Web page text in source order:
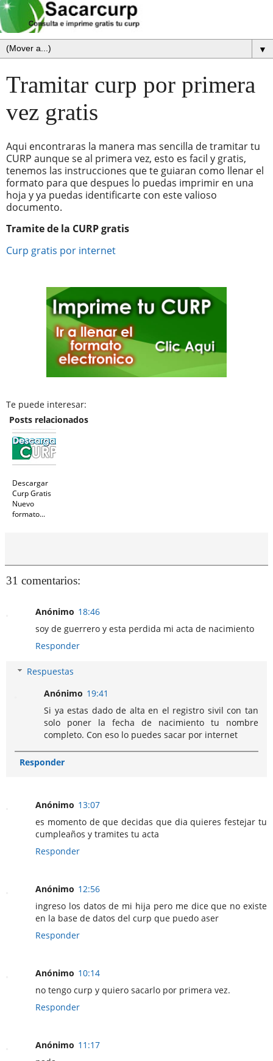
▼
Tramitar curp por primera
vez gratis
Aqui encontraras la manera mas sencilla de tramitar tu
CURP aunque se al primera vez, esto es facil y gratis,
tenemos las instrucciones que te guiaran como llenar el
formato para que despues lo puedas imprimir en una
hoja y ya puedas identificarte con este valioso
documento.
Tramite de la CURP gratis
Curp gratis por internet
Te puede interesar:
Posts relacionados
Descargar
Curp Gratis
Nuevo
formato...
31 comentarios:
Anónimo 18:46
soy de guerrero y esta perdida mi acta de nacimiento
Responder
Respuestas
Anónimo 19:41
Si ya estas dado de alta en el registro sivil con tan
solo poner la fecha de nacimiento tu nombre
completo. Con eso lo puedes sacar por internet
Responder
Anónimo 13:07
es momento de que decidas que dia quieres festejar tu
cumpleaños y tramites tu acta
Responder
Anónimo 12:56
ingreso los datos de mi hija pero me dice que no existe
en la base de datos del curp que puedo aser
Responder
Anónimo 10:14
no tengo curp y quiero sacarlo por primera vez.
Responder
Anónimo 11:17